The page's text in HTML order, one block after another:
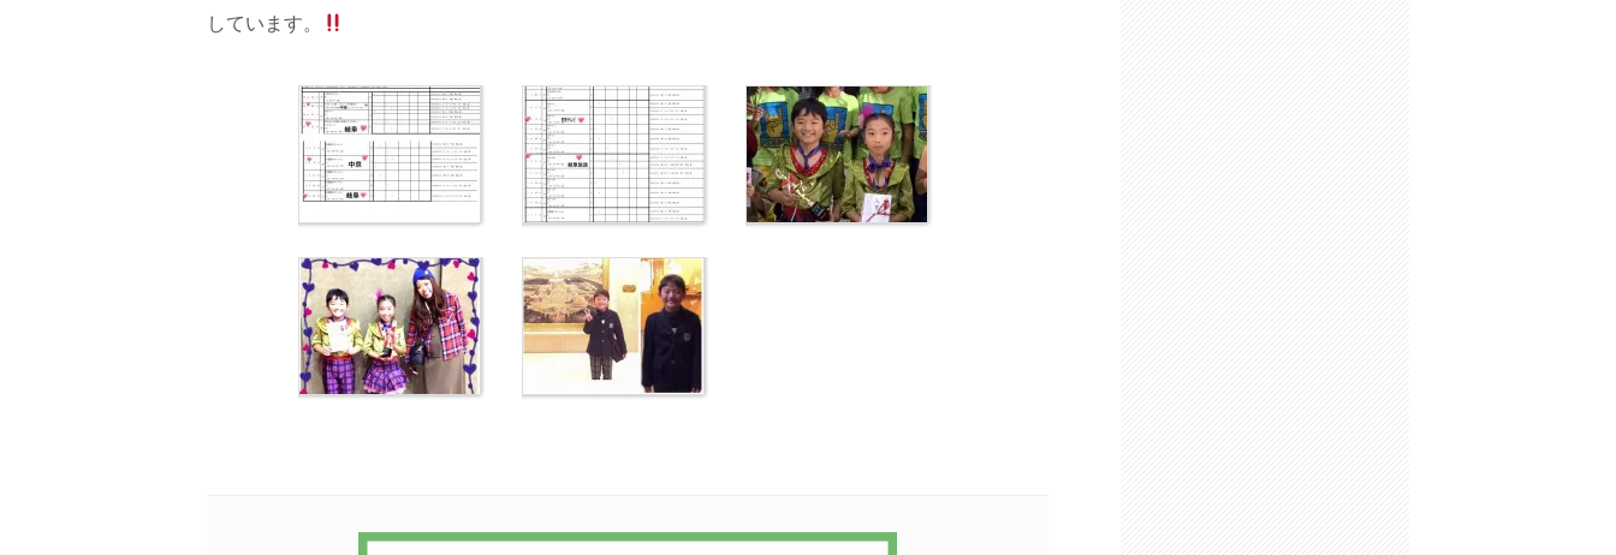
しています。